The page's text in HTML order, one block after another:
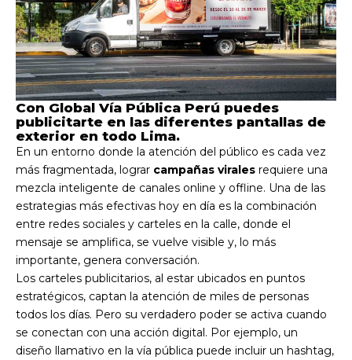
Con Global Vía Pública Perú puedes
publicitarte en las diferentes pantallas de
exterior en todo Lima.
En un entorno donde la atención del público es cada vez
más fragmentada, lograr campañas virales requiere una
mezcla inteligente de canales online y offline. Una de las
estrategias más efectivas hoy en día es la combinación
entre redes sociales y carteles en la calle, donde el
mensaje se amplifica, se vuelve visible y, lo más
importante, genera conversación.
Los carteles publicitarios, al estar ubicados en puntos
estratégicos, captan la atención de miles de personas
todos los días. Pero su verdadero poder se activa cuando
se conectan con una acción digital. Por ejemplo, un
diseño llamativo en la vía pública puede incluir un hashtag,